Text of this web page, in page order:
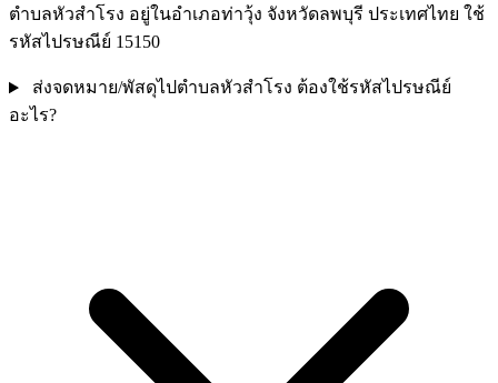
ตำบลหัวสำโรง อยู่ในอำเภอท่าวุ้ง จังหวัดลพบุรี ประเทศไทย ใช้
รหัสไปรษณีย์ 15150
ส่งจดหมาย/พัสดุไปตำบลหัวสำโรง ต้องใช้รหัสไปรษณีย์
อะไร?